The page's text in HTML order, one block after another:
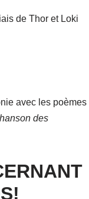
de Thor et Loki
avec les poèmes
des